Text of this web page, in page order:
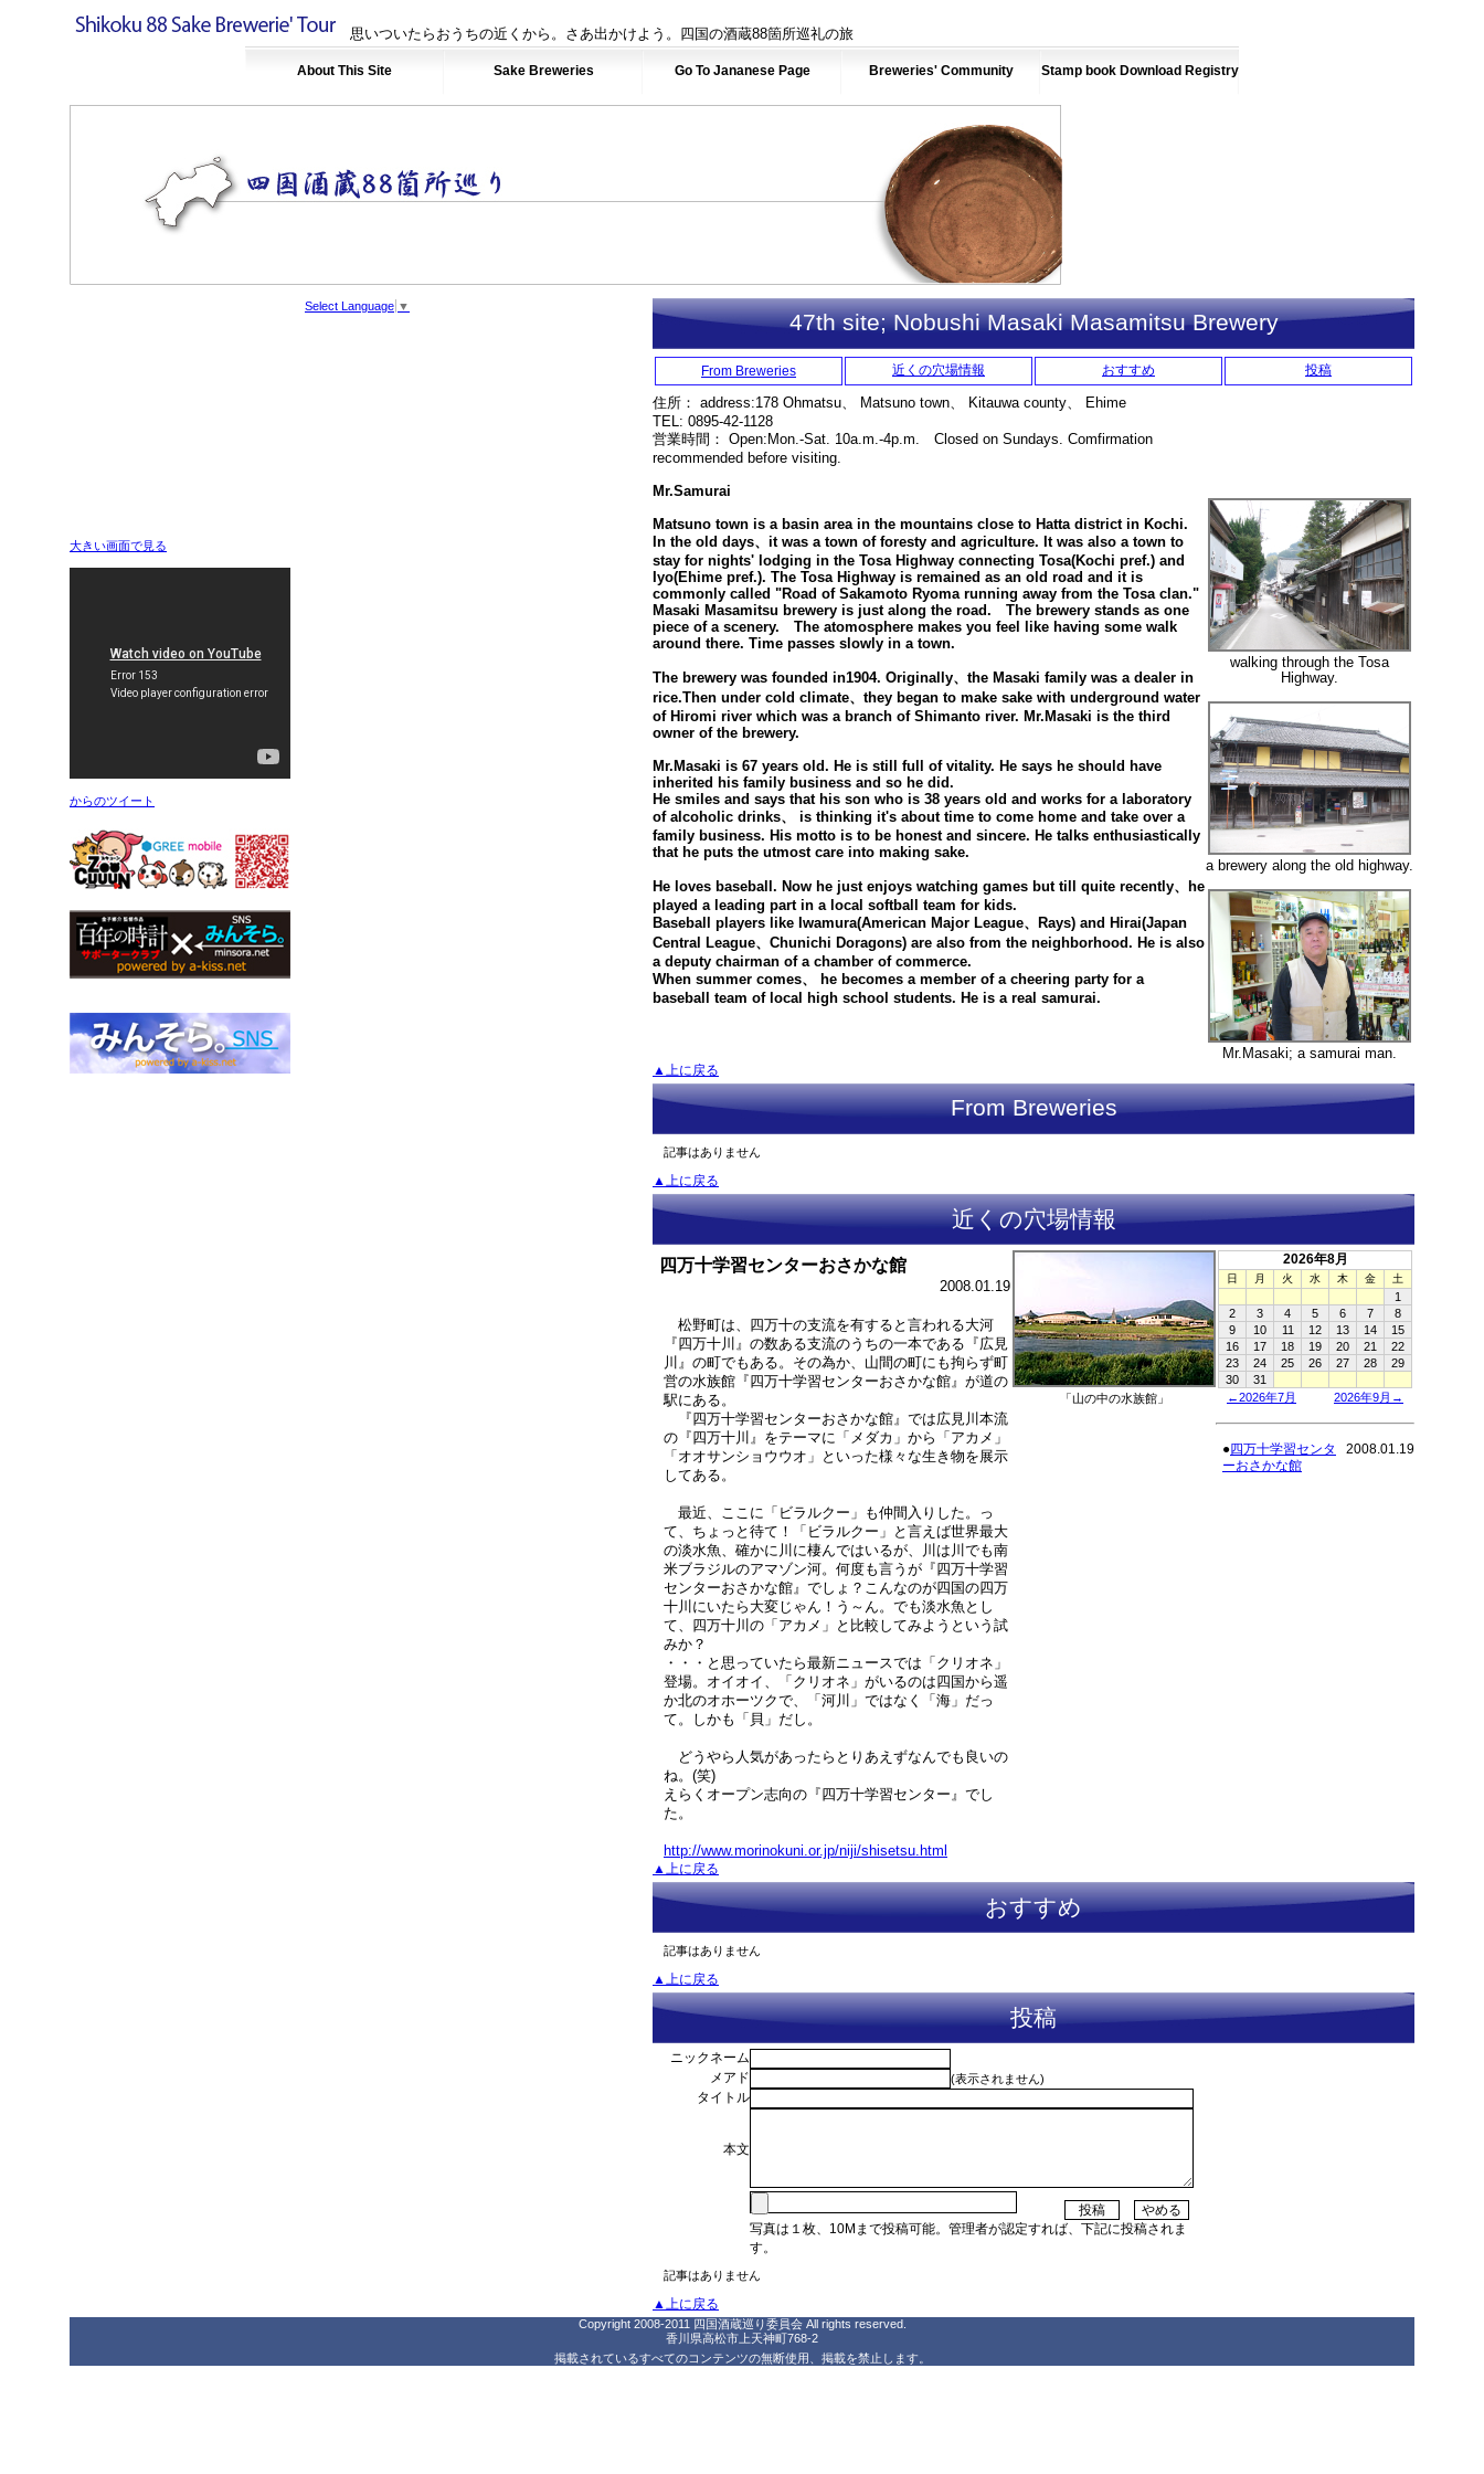
思いついたらおうちの近くから。さあ出かけよう。四国の酒蔵88箇所巡礼の旅
About This Site Sake Breweries Go To Jananese Page Breweries' Community Stamp book Download Registry
Select Language ▼
大きい画面で見る
からのツイート
47th site; Nobushi Masaki Masamitsu Brewery
From Breweries 近くの穴場情報 おすすめ 投稿
住所： address:178 Ohmatsu、 Matsuno town、 Kitauwa county、 Ehime
TEL: 0895-42-1128
営業時間： Open:Mon.-Sat. 10a.m.-4p.m. Closed on Sundays. Comfirmation
recommended before visiting.
Mr.Samurai
Matsuno town is a basin area in the mountains close to Hatta district in Kochi.
In the old days、it was a town of foresty and agriculture. It was also a town to
stay for nights' lodging in the Tosa Highway connecting Tosa(Kochi pref.) and
Iyo(Ehime pref.). The Tosa Highway is remained as an old road and it is
commonly called "Road of Sakamoto Ryoma running away from the Tosa clan."
Masaki Masamitsu brewery is just along the road. The brewery stands as one
piece of a scenery. The atomosphere makes you feel like having some walk
around there. Time passes slowly in a town.
The brewery was founded in1904. Originally、the Masaki family was a dealer in
rice.Then under cold climate、they began to make sake with underground water
of Hiromi river which was a branch of Shimanto river. Mr.Masaki is the third
owner of the brewery.
Mr.Masaki is 67 years old. He is still full of vitality. He says he should have
inherited his family business and so he did.
He smiles and says that his son who is 38 years old and works for a laboratory
of alcoholic drinks、 is thinking it's about time to come home and take over a
family business. His motto is to be honest and sincere. He talks enthusiastically
that he puts the utmost care into making sake.
He loves baseball. Now he just enjoys watching games but till quite recently、he
played a leading part in a local softball team for kids.
Baseball players like Iwamura(American Major League、Rays) and Hirai(Japan
Central League、Chunichi Doragons) are also from the neighborhood. He is also
a deputy chairman of a chamber of commerce.
When summer comes、 he becomes a member of a cheering party for a
baseball team of local high school students. He is a real samurai.
walking through the Tosa
Highway.
a brewery along the old highway.
Mr.Masaki; a samurai man.
▲上に戻る
From Breweries
記事はありません
▲上に戻る
近くの穴場情報
四万十学習センターおさかな館
2008.01.19
松野町は、四万十の支流を有すると言われる大河
『四万十川』の数ある支流のうちの一本である『広見
川』の町でもある。その為か、山間の町にも拘らず町
営の水族館『四万十学習センターおさかな館』が道の
駅にある。
『四万十学習センターおさかな館』では広見川本流
の『四万十川』をテーマに「メダカ」から「アカメ」
「オオサンショウウオ」といった様々な生き物を展示
してある。
最近、ここに「ビラルクー」も仲間入りした。っ
て、ちょっと待て！「ビラルクー」と言えば世界最大
の淡水魚、確かに川に棲んではいるが、川は川でも南
米ブラジルのアマゾン河。何度も言うが『四万十学習
センターおさかな館』でしょ？こんなのが四国の四万
十川にいたら大変じゃん！う～ん。でも淡水魚とし
て、四万十川の「アカメ」と比較してみようという試
みか？
・・・と思っていたら最新ニュースでは「クリオネ」
登場。オイオイ、「クリオネ」がいるのは四国から遥
か北のオホーツクで、「河川」ではなく「海」だっ
て。しかも「貝」だし。
どうやら人気があったらとりあえずなんでも良いの
ね。(笑)
えらくオープン志向の『四万十学習センター』でし
た。
http://www.morinokuni.or.jp/niji/shisetsu.html
「山の中の水族館」
2026年8月
日 月 火 水 木 金 土
1
2
3 4 5 6 7
8
9
10 11 12 13 14
15
16
17 18 19 20 21
22
23
24 25 26 27 28
29
30
31
←2026年7月
2026年9月→
●四万十学習センタ
ーおさかな館
2008.01.19
▲上に戻る
おすすめ
記事はありません
▲上に戻る
投稿
ニックネーム
メアド
(表示されません)
タイトル
本文
写真は１枚、10Mまで投稿可能。管理者が認定すれば、下記に投稿されま
す。
記事はありません
▲上に戻る
Copyright 2008-2011 四国酒蔵巡り委員会 All rights reserved.
香川県高松市上天神町768-2
掲載されているすべてのコンテンツの無断使用、掲載を禁止します。